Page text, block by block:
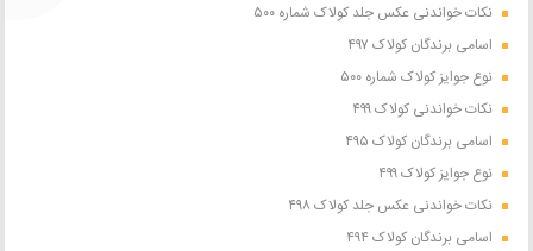
نکات خواندنی عکس جلد کولاک شماره ۵۰۰
اسامی برندگان کولاک ۴۹۷
نوع جوایز کولاک شماره ۵۰۰
نکات خواندنی کولاک ۴۹۹
اسامی برندگان کولاک ۴۹۵
نوع جوایز کولاک ۴۹۹
نکات خواندنی عکس جلد کولاک ۴۹۸
اسامی برندگان کولاک ۴۹۴